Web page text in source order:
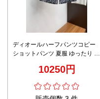
ディオールハーフパンツコピー
ショットパンツ 夏服 ゆったり ズ
10250円